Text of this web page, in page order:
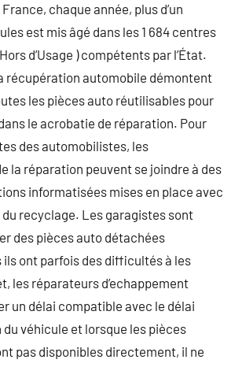
chaque année, plus d’un
est mis âgé dans les 1 684 centres
d’Usage ) compétents par l’État.
récupération automobile démontent
les pièces auto réutilisables pour
le acrobatie de réparation. Pour
des automobilistes, les
la réparation peuvent se joindre à des
informatisées mises en place avec
recyclage. Les garagistes sont
des pièces auto détachées
ils ont parfois des difficultés à les
les réparateurs d’echappement
un délai compatible avec le délai
du véhicule et lorsque les pièces
pas disponibles directement, il ne